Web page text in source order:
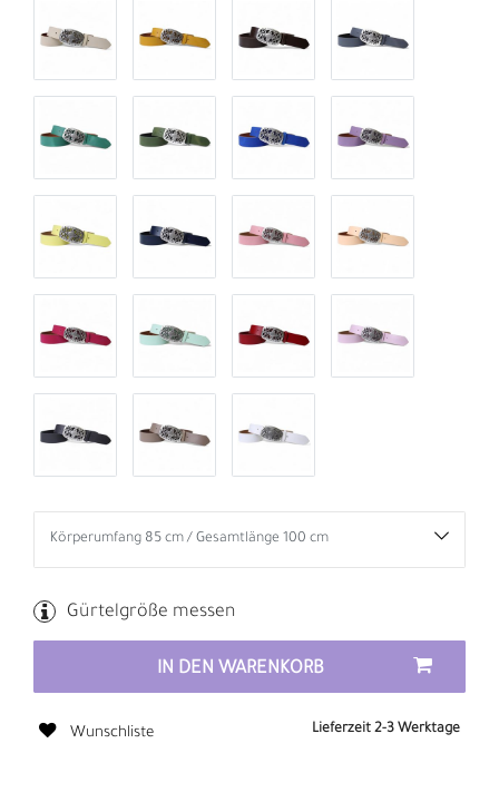
Gürtelgröße messen
IN DEN WARENKORB
Wunschliste Lieferzeit 2-3 Werktage